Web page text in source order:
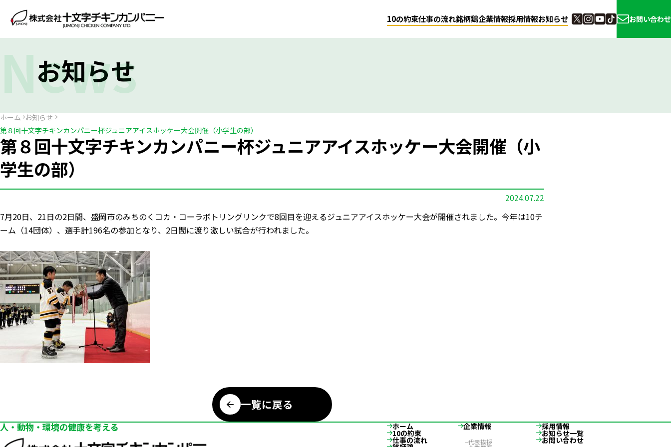
10の約束仕事の流れ銘柄鶏企業情報採用情報お知らせ お問い合わせ
お知らせ
News
ホーム お知らせ
第８回十文字チキンカンパニー杯ジュニアアイスホッケー大会開催（小学生の部）
第８回十文字チキンカンパニー杯ジュニアアイスホッケー大会開催（小
学生の部）
2024.07.22
7月20日、21日の2日間、盛岡市のみちのくコカ・コーラボトリングリンクで8回目を迎えるジュニアアイスホッケー大会が開催されました。今年は10チ
ーム（14団体）、選手計196名の参加となり、2日間に渡り激しい試合が行われました。
一覧に戻る
人・動物・環境の健康を考える ホーム
10の約束
仕事の流れ
企業情報
代表挨拶
採用情報
お知らせ一覧
お問い合わせ